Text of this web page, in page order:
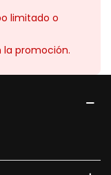
limitado o
la promoción.